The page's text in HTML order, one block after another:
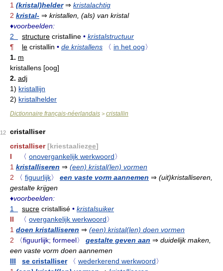
1 (kristal)helder⇒ kristalachtig
2 kristal- ⇒ kristallen, (als) van kristal
♦voorbeelden:
2
structure cristalline • kristalstructuur
¶
le cristallin • de kristallens 〈 in het oog〉
1. m
kristallens [oog]
2. adj
1) kristallijn
2) kristalhelder
Dictionnaire français-néerlandais > cristallin
12
cristalliser
cristalliser [kriestaaliezee]
I
〈 onovergankelijk werkwoord〉
1 kristalliseren ⇒ (een) kristal(len) vormen
2
〈 figuurlijk〉 een vaste vorm aannemen ⇒ (uit)kristalliseren,
gestalte krijgen
♦voorbeelden:
1
sucre cristallisé • kristalsuiker
II
〈 overgankelijk werkwoord〉
1 doen kristalliseren ⇒ (een) kristal(len) doen vormen
2
〈figuurlijk; formeel〉 gestalte geven aan ⇒ duidelijk maken,
een vaste vorm doen aannemen
III
se cristalliser 〈 wederkerend werkwoord〉